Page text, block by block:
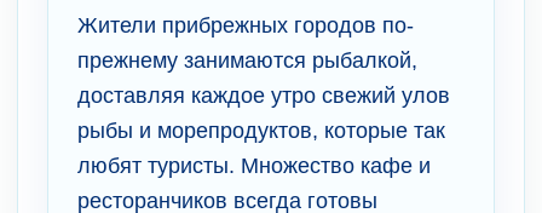
Жители прибрежных городов по-
прежнему занимаются рыбалкой,
доставляя каждое утро свежий улов
рыбы и морепродуктов, которые так
любят туристы. Множество кафе и
ресторанчиков всегда готовы